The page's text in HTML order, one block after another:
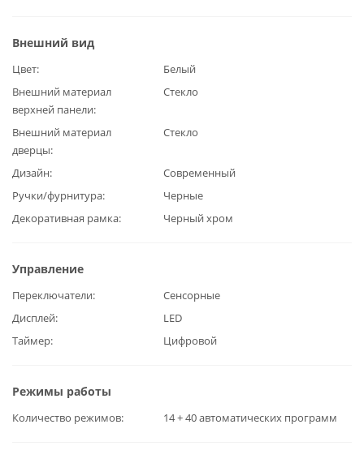
Внешний вид
Цвет
Белый
Внешний материал
верхней панели
Стекло
Внешний материал
дверцы
Стекло
Дизайн
Современный
Ручки/фурнитура
Черные
Декоративная рамка
Черный хром
Управление
Переключатели
Сенсорные
Дисплей
LED
Таймер
Цифровой
Режимы работы
Количество режимов 14 + 40 автоматических программ